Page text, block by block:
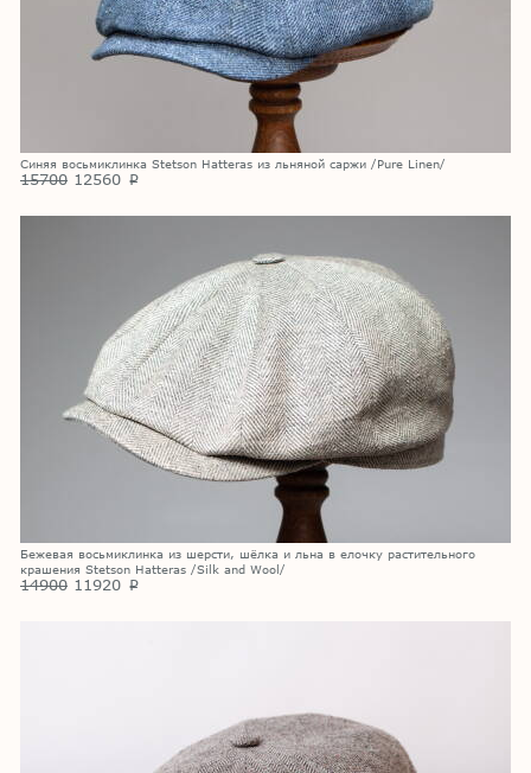
Синяя восьмиклинка Stetson Hatteras из льняной саржи /Pure Linen/
15700 12560 p
Бежевая восьмиклинка из шерсти, шёлка и льна в елочку растительного
крашения Stetson Hatteras /Silk and Wool/
14900 11920 p